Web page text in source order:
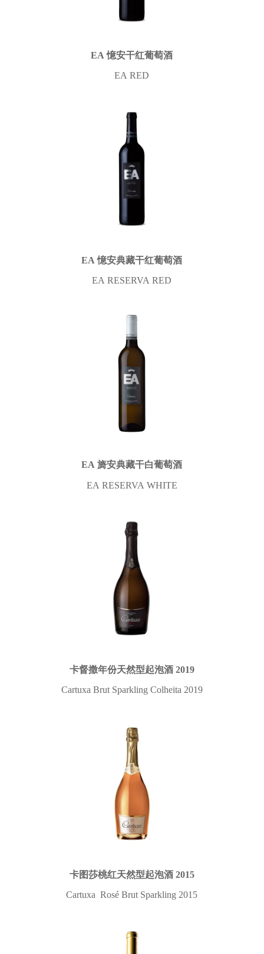
EA 憶安干红葡萄酒
EA RED
EA 憶安典藏干红葡萄酒
EA RESERVA RED
EA 旖安典藏干白葡萄酒
EA RESERVA WHITE
卡督撒年份天然型起泡酒 2019
Cartuxa Brut Sparkling Colheita 2019
卡图莎桃红天然型起泡酒 2015
Cartuxa Rosé Brut Sparkling 2015